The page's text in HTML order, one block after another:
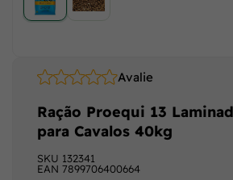
Avalie
SKU 132341
EAN 7899706400664
Ração Proequi 13
para Cavalos 40kg